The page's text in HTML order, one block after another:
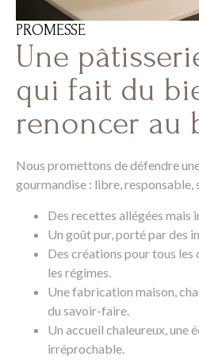
PROMESSE
Une
qui fait du
renoncer au
Nous promettons de défendre
gourmandise : libre, responsable,
Des recettes allégées mais
Un goût pur, porté par des
Des créations pour tous les
les régimes.
Une fabrication maison,
du savoir-faire.
Un accueil chaleureux, une
irréprochable.